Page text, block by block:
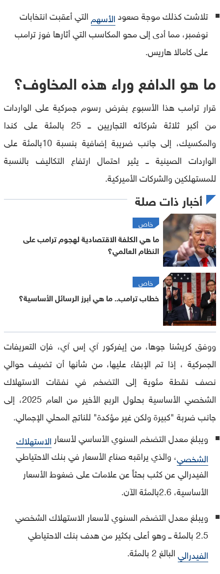
تلاشت كذلك موجة صعودالأسهم التي أعقبت انتخابات
نوفمبر، مما أدى إلى محو المكاسب التي أثارها فوز ترامب
على كامالا هاريس.
ما هو الدافع وراء هذه المخاوف؟
قرار ترامب هذا الأسبوع بفرض رسوم جمركية على الواردات
من أكبر ثلاثة شركائه التجاريين ــ 25 بالمئة على كندا
والمكسيك، إلى جانب ضريبة إضافية بنسبة 10بالمئة على
الواردات الصينية ــ يثير احتمال ارتفاع التكاليف بالنسبة
للمستهلكين والشركات الأميركية.
أخبار ذات صلة
خاص
ما هي الكلفة الاقتصادية لهجوم ترامب على
النظام العالمي؟
خاص
خطاب ترامب.. ما هي أبرز الرسائل الأساسية؟
ووفق كريشنا جوها، من إيفركور آي إس آي، فإن التعريفات
الجمركية ، إذا تم الإبقاء عليها، من شأنها أن تضيف حوالي
نصف نقطة مئوية إلى التضخم في نفقات الاستهلاك
الشخصي الأساسية بحلول الربع الأخير من العام 2025، إلى
جانب ضربة "كبيرة ولكن غير مؤكدة" للناتج المحلي الإجمالي.
ويبلغ معدل التضخم السنوي الأساسي لأسعار الاستهلاك
الشخصي، والذي يراقبه صناع الأسعار في بنك الاحتياطي
الفيدرالي عن كثب بحثاً عن علامات على ضغوط الأسعار
الأساسية، 2.6بالمئة الآن.
ويبلغ معدل التضخم السنوي لأسعار الاستهلاك الشخصي
2.5 بالمئة ــ وهو أعلى بكثير من هدف بنك الاحتياطي
الفيدراليالبالغ 2 بالمئة.